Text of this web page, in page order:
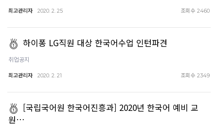
최고관리자 2020. 2. 25 조회수 2460
하이퐁 LG직원 대상 한국어수업 인턴파견
취업공지
최고관리자 2020. 2. 21 조회수 2349
[국립국어원 한국어진흥과] 2020년 한국어 예비 교
원…